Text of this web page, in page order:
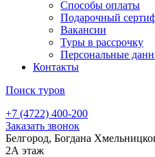
Способы оплаты
Подарочный
Вакансии
Туры в рассрочку
Персональные
Контакты
Поиск туров
+7 (4722) 400-200
Заказать звонок
Белгород, Богдана
2А этаж